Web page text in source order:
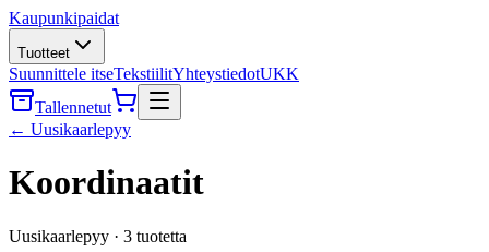
Kaupunkipaidat
Tuotteet
Suunnittele itseTekstiilitYhteystiedotUKK
Tallennetut
← Uusikaarlepyy
Koordinaatit
Uusikaarlepyy · 3 tuotetta